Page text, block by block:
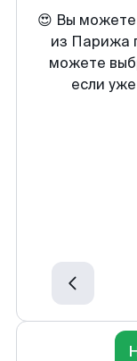
😍 Вы можете
из Парижа
можете
если